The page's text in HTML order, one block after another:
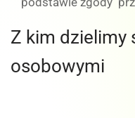
Z kim dzielimy
osobowymi